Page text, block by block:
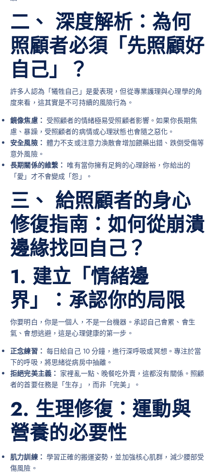
二、 深度解析：為何
照顧者必須「先照顧好
自己」？
許多人認為「犧牲自己」是愛表現，但從專業護理與心理學的角
度來看，這其實是不可持續的風險行為。
鏡像焦慮： 受照顧者的情緒極易受照顧者影響。如果你長期焦
慮、暴躁，受照顧者的病情或心理狀態也會隨之惡化。
安全風險： 體力不支或注意力渙散會增加餵藥出錯、跌倒受傷等
意外風險。
長期關係的維繫： 唯有當你擁有足夠的心理餘裕，你給出的
「愛」才不會變成「怨」。
三、 給照顧者的身心
修復指南：如何從崩潰
邊緣找回自己？
1. 建立「情緒邊
界」：承認你的局限
你要明白，你是一個人，不是一台機器。承認自己會累、會生
氣、會想逃避，這是心理健康的第一步。
正念練習： 每日給自己 10 分鐘，進行深呼吸或冥想。專注於當
下的呼吸，將思緒從病房中抽離。
拒絕完美主義： 家裡亂一點、晚餐吃外賣，這都沒有關係。照顧
者的首要任務是「生存」，而非「完美」。
2. 生理修復：運動與
營養的必要性
肌力訓練： 學習正確的搬運姿勢，並加強核心肌群，減少腰部受
傷風險。